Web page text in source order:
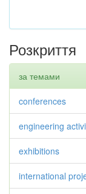
Розкриття
за темами
conferences
engineering
exhibitions
international